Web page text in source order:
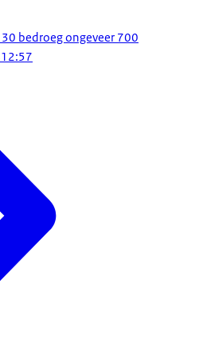
bedroeg ongeveer 700
12:57